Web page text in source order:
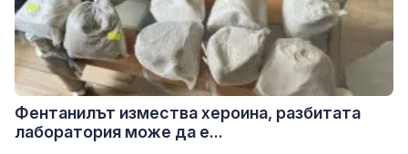
Фентанилът измества хероина, разбитата
лаборатория може да е...